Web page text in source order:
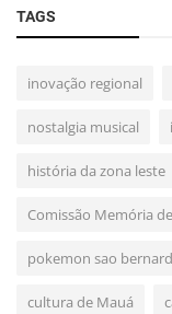
TAGS
inovação regional
nostalgia musical
história da zona leste
Comissão Memória
pokemon sao
cultura de Mauá